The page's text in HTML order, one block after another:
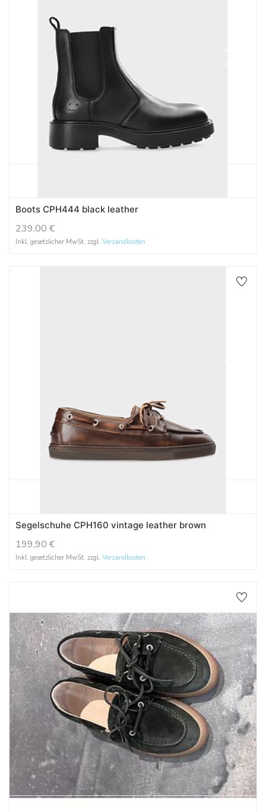
Boots CPH444 black leather
239,00 €
Inkl. gesetzlicher MwSt. zzgl. Versandkosten
Segelschuhe CPH160 vintage leather brown
199,90 €
Inkl. gesetzlicher MwSt. zzgl. Versandkosten